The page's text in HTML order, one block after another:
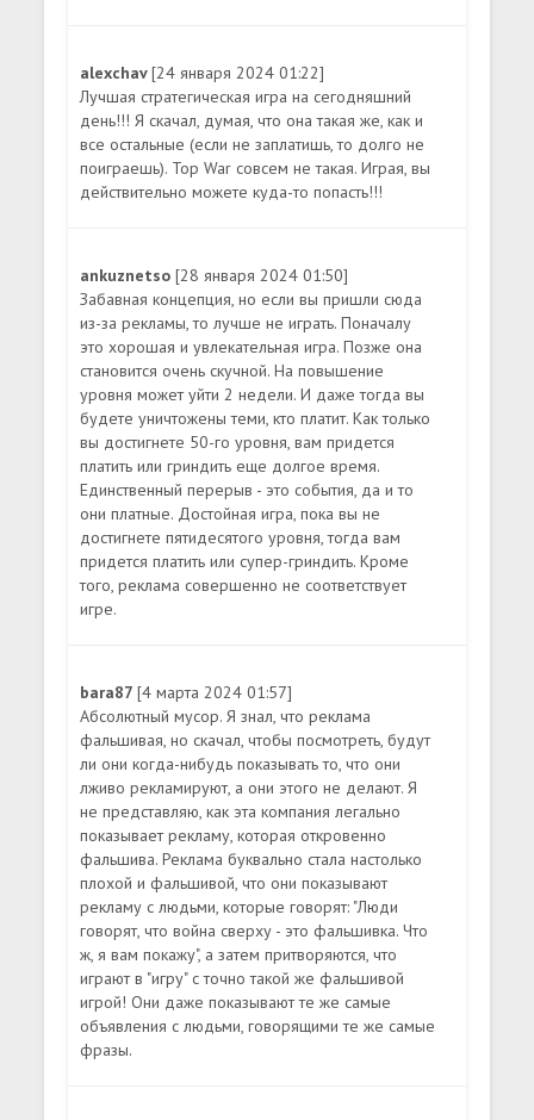
alexchav[24 января 2024 01:22]
Лучшая стратегическая игра на сегодняшний
день!!! Я скачал, думая, что она такая же, как и
все остальные (если не заплатишь, то долго не
поиграешь). Top War совсем не такая. Играя, вы
действительно можете куда-то попасть!!!
ankuznetso[28 января 2024 01:50]
Забавная концепция, но если вы пришли сюда
из-за рекламы, то лучше не играть. Поначалу
это хорошая и увлекательная игра. Позже она
становится очень скучной. На повышение
уровня может уйти 2 недели. И даже тогда вы
будете уничтожены теми, кто платит. Как только
вы достигнете 50-го уровня, вам придется
платить или гриндить еще долгое время.
Единственный перерыв - это события, да и то
они платные. Достойная игра, пока вы не
достигнете пятидесятого уровня, тогда вам
придется платить или супер-гриндить. Кроме
того, реклама совершенно не соответствует
игре.
bara87[4 марта 2024 01:57]
Абсолютный мусор. Я знал, что реклама
фальшивая, но скачал, чтобы посмотреть, будут
ли они когда-нибудь показывать то, что они
лживо рекламируют, а они этого не делают. Я
не представляю, как эта компания легально
показывает рекламу, которая откровенно
фальшива. Реклама буквально стала настолько
плохой и фальшивой, что они показывают
рекламу с людьми, которые говорят: "Люди
говорят, что война сверху - это фальшивка. Что
ж, я вам покажу", а затем притворяются, что
играют в "игру" с точно такой же фальшивой
игрой! Они даже показывают те же самые
объявления с людьми, говорящими те же самые
фразы.